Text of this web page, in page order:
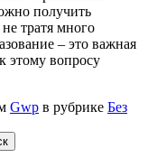
получить
тратя много
– это важная
этому вопросу
Gwp в рубрике Без